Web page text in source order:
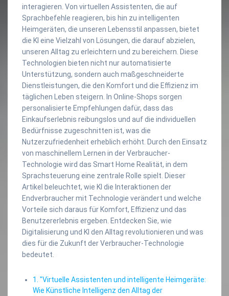
interagieren. Von virtuellen Assistenten, die auf
Sprachbefehle reagieren, bis hin zu intelligenten
Heimgeräten, die unseren Lebensstil anpassen, bietet
die KI eine Vielzahl von Lösungen, die darauf abzielen,
unseren Alltag zu erleichtern und zu bereichern. Diese
Technologien bieten nicht nur automatisierte
Unterstützung, sondern auch maßgeschneiderte
Dienstleistungen, die den Komfort und die Effizienz im
täglichen Leben steigern. In Online-Shops sorgen
personalisierte Empfehlungen dafür, dass das
Einkaufserlebnis reibungslos und auf die individuellen
Bedürfnisse zugeschnitten ist, was die
Nutzerzufriedenheit erheblich erhöht. Durch den Einsatz
von maschinellem Lernen in der Verbraucher-
Technologie wird das Smart Home Realität, in dem
Sprachsteuerung eine zentrale Rolle spielt. Dieser
Artikel beleuchtet, wie KI die Interaktionen der
Endverbraucher mit Technologie verändert und welche
Vorteile sich daraus für Komfort, Effizienz und das
Benutzererlebnis ergeben. Entdecken Sie, wie
Digitalisierung und KI den Alltag revolutionieren und was
dies für die Zukunft der Verbraucher-Technologie
bedeutet.
1. "Virtuelle Assistenten und intelligente Heimgeräte:
Wie Künstliche Intelligenz den Alltag der